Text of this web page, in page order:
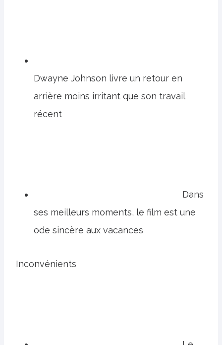
Dwayne Johnson livre un retour en
arrière moins irritant que son travail
récent
Dans
ses meilleurs moments, le film est une
ode sincère aux vacances
Inconvénients